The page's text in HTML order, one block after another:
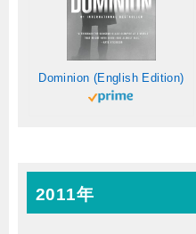
Dominion (English Edition)
2011年